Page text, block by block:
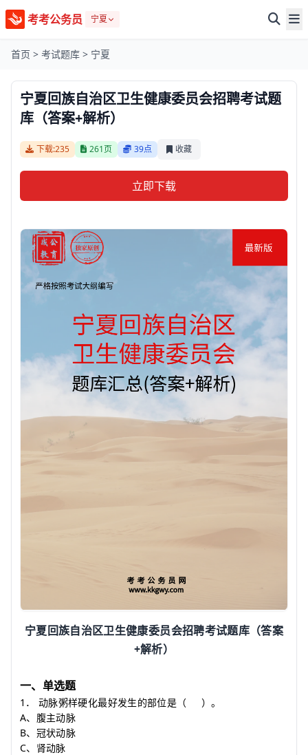
考考公务员 宁夏
首页 > 考试题库 > 宁夏
宁夏回族自治区卫生健康委员会招聘考试题
库（答案+解析）
下载:235 261页 39点 收藏
立即下载
宁夏回族自治区卫生健康委员会招聘考试题库（答案
+解析）
一、单选题
1 ． 动脉粥样硬化最好发生的部位是（ ）。
A、腹主动脉
B、冠状动脉
C、肾动脉